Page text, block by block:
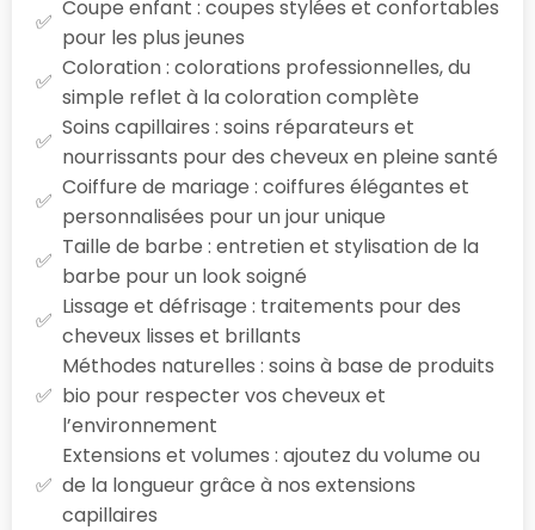
Coupe enfant : coupes stylées et confortables
pour les plus jeunes
Coloration : colorations professionnelles, du
simple reflet à la coloration complète
Soins capillaires : soins réparateurs et
nourrissants pour des cheveux en pleine santé
Coiffure de mariage : coiffures élégantes et
personnalisées pour un jour unique
Taille de barbe : entretien et stylisation de la
barbe pour un look soigné
Lissage et défrisage : traitements pour des
cheveux lisses et brillants
Méthodes naturelles : soins à base de produits
bio pour respecter vos cheveux et
l’environnement
Extensions et volumes : ajoutez du volume ou
de la longueur grâce à nos extensions
capillaires